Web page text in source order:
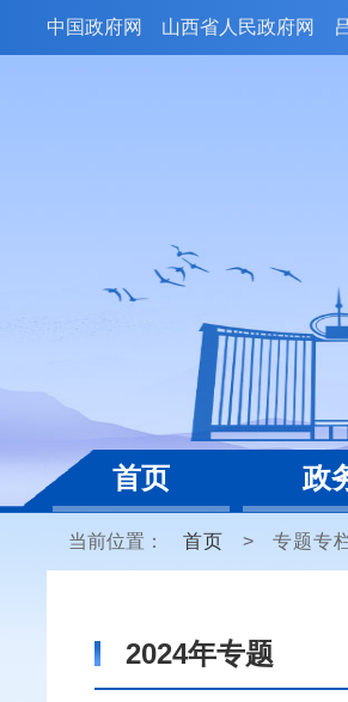
中国政府网 山西省人民政府网
首页 政
当前位置： 首页 > 专题专
2024年专题